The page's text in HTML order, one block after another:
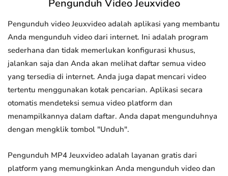
Pengunduh Video Jeuxvideo
Pengunduh video Jeuxvideo adalah aplikasi yang membantu
Anda mengunduh video dari internet. Ini adalah program
sederhana dan tidak memerlukan konfigurasi khusus,
jalankan saja dan Anda akan melihat daftar semua video
yang tersedia di internet. Anda juga dapat mencari video
tertentu menggunakan kotak pencarian. Aplikasi secara
otomatis mendeteksi semua video platform dan
menampilkannya dalam daftar. Anda dapat mengunduhnya
dengan mengklik tombol "Unduh".
Pengunduh MP4 Jeuxvideo adalah layanan gratis dari
platform yang memungkinkan Anda mengunduh video dan